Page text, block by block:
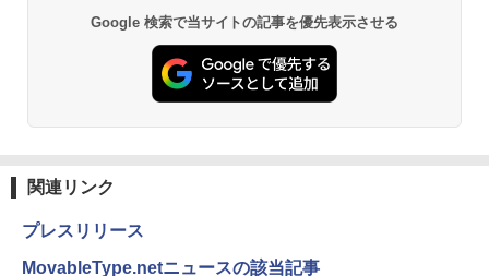
Google 検索で当サイトの記事を優先表示させる
関連リンク
プレスリリース
MovableType.netニュースの該当記事